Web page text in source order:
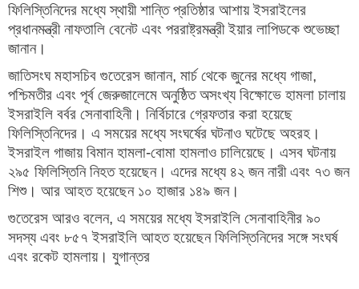
ফিলিস্তিনিদের মধ্যে স্থায়ী শান্তি প্রতিষ্ঠার আশায় ইসরাইলের
প্রধানমন্ত্রী নাফতালি বেনেট এবং পররাষ্ট্রমন্ত্রী ইয়ার লাপিডকে শুভেচ্ছা
জানান।
জাতিসংঘ মহাসচিব গুতেরেস জানান, মার্চ থেকে জুনের মধ্যে গাজা,
পশ্চিমতীর এবং পূর্ব জেরুজালেমে অনুষ্ঠিত অসংখ্য বিক্ষোভে হামলা চালায়
ইসরাইলি বর্বর সেনাবাহিনী। নির্বিচারে গ্রেফতার করা হয়েছে
ফিলিস্তিনিদের। এ সময়ের মধ্যে সংঘর্ষের ঘটনাও ঘটেছে অহরহ।
ইসরাইল গাজায় বিমান হামলা-বোমা হামলাও চালিয়েছে। এসব ঘটনায়
২৯৫ ফিলিস্তিনি নিহত হয়েছেন। এদের মধ্যে ৪২ জন নারী এবং ৭৩ জন
শিশু। আর আহত হয়েছেন ১০ হাজার ১৪৯ জন।
গুতেরেস আরও বলেন, এ সময়ের মধ্যে ইসরাইলি সেনাবাহিনীর ৯০
সদস্য এবং ৮৫৭ ইসরাইলি আহত হয়েছেন ফিলিস্তিনিদের সঙ্গে সংঘর্ষ
এবং রকেট হামলায়। যুগান্তর